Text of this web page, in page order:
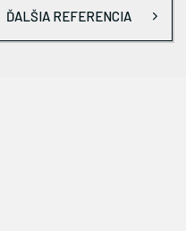
ĎALŠIA REFERENCIA